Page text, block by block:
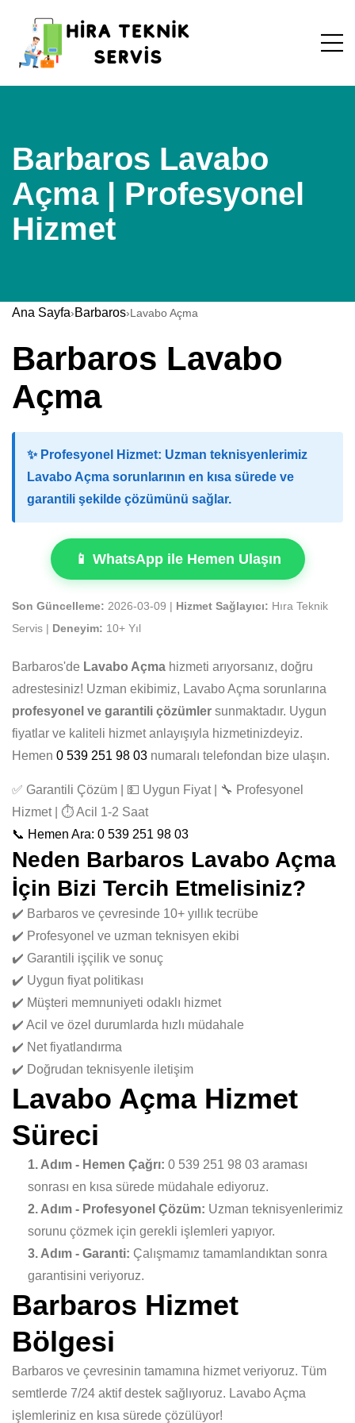
Barbaros Lavabo
Açma | Profesyonel
Hizmet
Ana Sayfa›Barbaros›Lavabo Açma
Barbaros Lavabo
Açma
✨ Profesyonel Hizmet: Uzman teknisyenlerimiz
Lavabo Açma sorunlarının en kısa sürede ve
garantili şekilde çözümünü sağlar.
📱 WhatsApp ile Hemen Ulaşın
Son Güncelleme: 2026-03-09 | Hizmet Sağlayıcı: Hıra Teknik
Servis |
Deneyim: 10+ Yıl
Barbaros'de Lavabo Açma hizmeti arıyorsanız, doğru
adrestesiniz! Uzman ekibimiz, Lavabo Açma sorunlarına
profesyonel ve garantili çözümler sunmaktadır. Uygun
fiyatlar ve kaliteli hizmet anlayışıyla hizmetinizdeyiz.
Hemen 0 539 251 98 03 numaralı telefondan bize ulaşın.
✅ Garantili Çözüm | 💵 Uygun Fiyat | 🔧 Profesyonel
Hizmet | ⏱️ Acil 1-2 Saat
📞 Hemen Ara: 0 539 251 98 03
Neden Barbaros Lavabo Açma
İçin Bizi Tercih Etmelisiniz?
✔️ Barbaros ve çevresinde 10+ yıllık tecrübe
✔️ Profesyonel ve uzman teknisyen ekibi
✔️ Garantili işçilik ve sonuç
✔️ Uygun fiyat politikası
✔️ Müşteri memnuniyeti odaklı hizmet
✔️ Acil ve özel durumlarda hızlı müdahale
✔️ Net fiyatlandırma
✔️ Doğrudan teknisyenle iletişim
Lavabo Açma Hizmet
Süreci
1. Adım - Hemen Çağrı: 0 539 251 98 03 araması
sonrası en kısa sürede müdahale ediyoruz.
2. Adım - Profesyonel Çözüm: Uzman teknisyenlerimiz
sorunu çözmek için gerekli işlemleri yapıyor.
3. Adım - Garanti: Çalışmamız tamamlandıktan sonra
garantisini veriyoruz.
Barbaros Hizmet
Bölgesi
Barbaros ve çevresinin tamamına hizmet veriyoruz. Tüm
semtlerde 7/24 aktif destek sağlıyoruz. Lavabo Açma
işlemleriniz en kısa sürede çözülüyor!